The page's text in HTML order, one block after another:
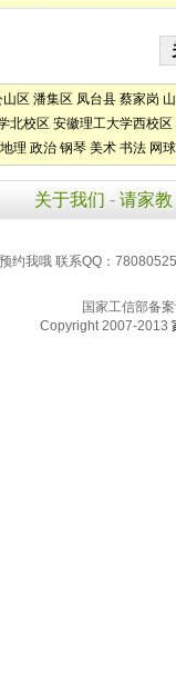
山区 潘集区 凤台县 蔡家岗
北校区 安徽理工大学西校区
地理 政治 钢琴 美术 书法 网球
关于我们 - 请家教
约我哦 联系QQ：
国家工信部备
Copyright 2007-2013